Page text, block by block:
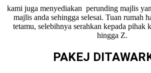
kami juga menyediakan perunding majlis
majlis anda sehingga selesai. Tuan rumah
tetamu, selebihnya serahkan kepada pihak
hingga Z.
PAKEJ